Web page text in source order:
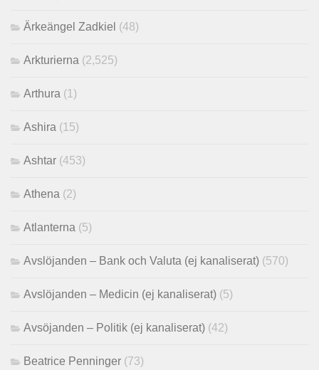
Ärkeängel Zadkiel (48)
Arkturierna (2,525)
Arthura (1)
Ashira (15)
Ashtar (453)
Athena (2)
Atlanterna (5)
Avslöjanden – Bank och Valuta (ej kanaliserat) (570)
Avslöjanden – Medicin (ej kanaliserat) (5)
Avsöjanden – Politik (ej kanaliserat) (42)
Beatrice Penninger (73)